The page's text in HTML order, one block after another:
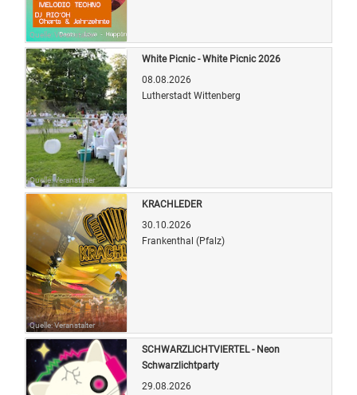
Quelle: Veranstalter
Quelle: Veranstalter
White Picnic - White Picnic 2026
08.08.2026
Lutherstadt Wittenberg
Quelle: Veranstalter
KRACHLEDER
30.10.2026
Frankenthal (Pfalz)
SCHWARZLICHTVIERTEL - Neon
Schwarzlichtparty
29.08.2026